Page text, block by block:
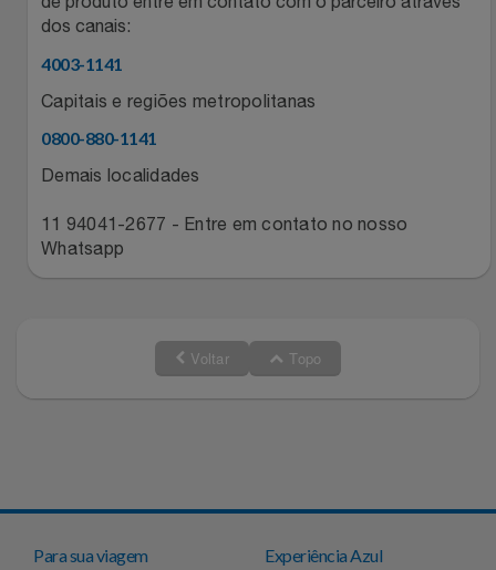
Notebooks E Tablet
Óculos
Papelaria
Páscoa
Perfumes
Relógios
Natura
Netshoes
Perfumes & Cosméticos
Ponto Frio
dos canais:
4003-1141
Capitais e regiões metropolitanas
0800-880-1141
Demais localidades
11 94041-2677 - Entre em contato no nosso
Whatsapp
Voltar Topo
Para sua viagem Experiência Azul